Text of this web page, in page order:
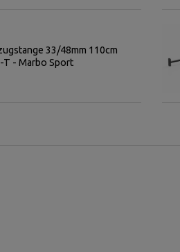
33/48mm 110cm
- Marbo Sport